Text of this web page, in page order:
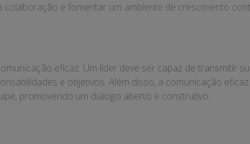
e fomentar um ambiente de crescimento
eficaz. Um líder deve ser capaz de transmitir
e objetivos. Além disso, a comunicação
promovendo um diálogo aberto e construtivo.